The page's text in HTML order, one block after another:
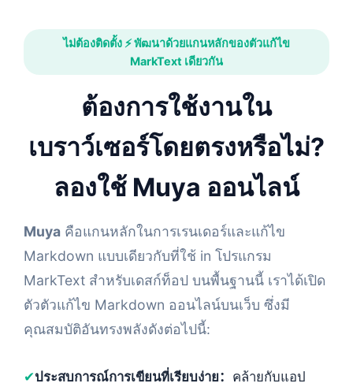
ไม่ต้องติดตั้ง ⚡ พัฒนาด้วยแกนหลักของตัวแก้ไข
MarkText เดียวกัน
ต้องการใช้งานใน
เบราว์เซอร์โดยตรงหรือไม่?
ลองใช้ Muya ออนไลน์
Muya คือแกนหลักในการเรนเดอร์และแก้ไข
Markdown แบบเดียวกับที่ใช้ in โปรแกรม
MarkText สำหรับเดสก์ท็อป บนพื้นฐานนี้ เราได้เปิด
ตัวตัวแก้ไข Markdown ออนไลน์บนเว็บ ซึ่งมี
คุณสมบัติอันทรงพลังดังต่อไปนี้:
✔ประสบการณ์การเขียนที่เรียบง่าย： คล้ายกับแอป